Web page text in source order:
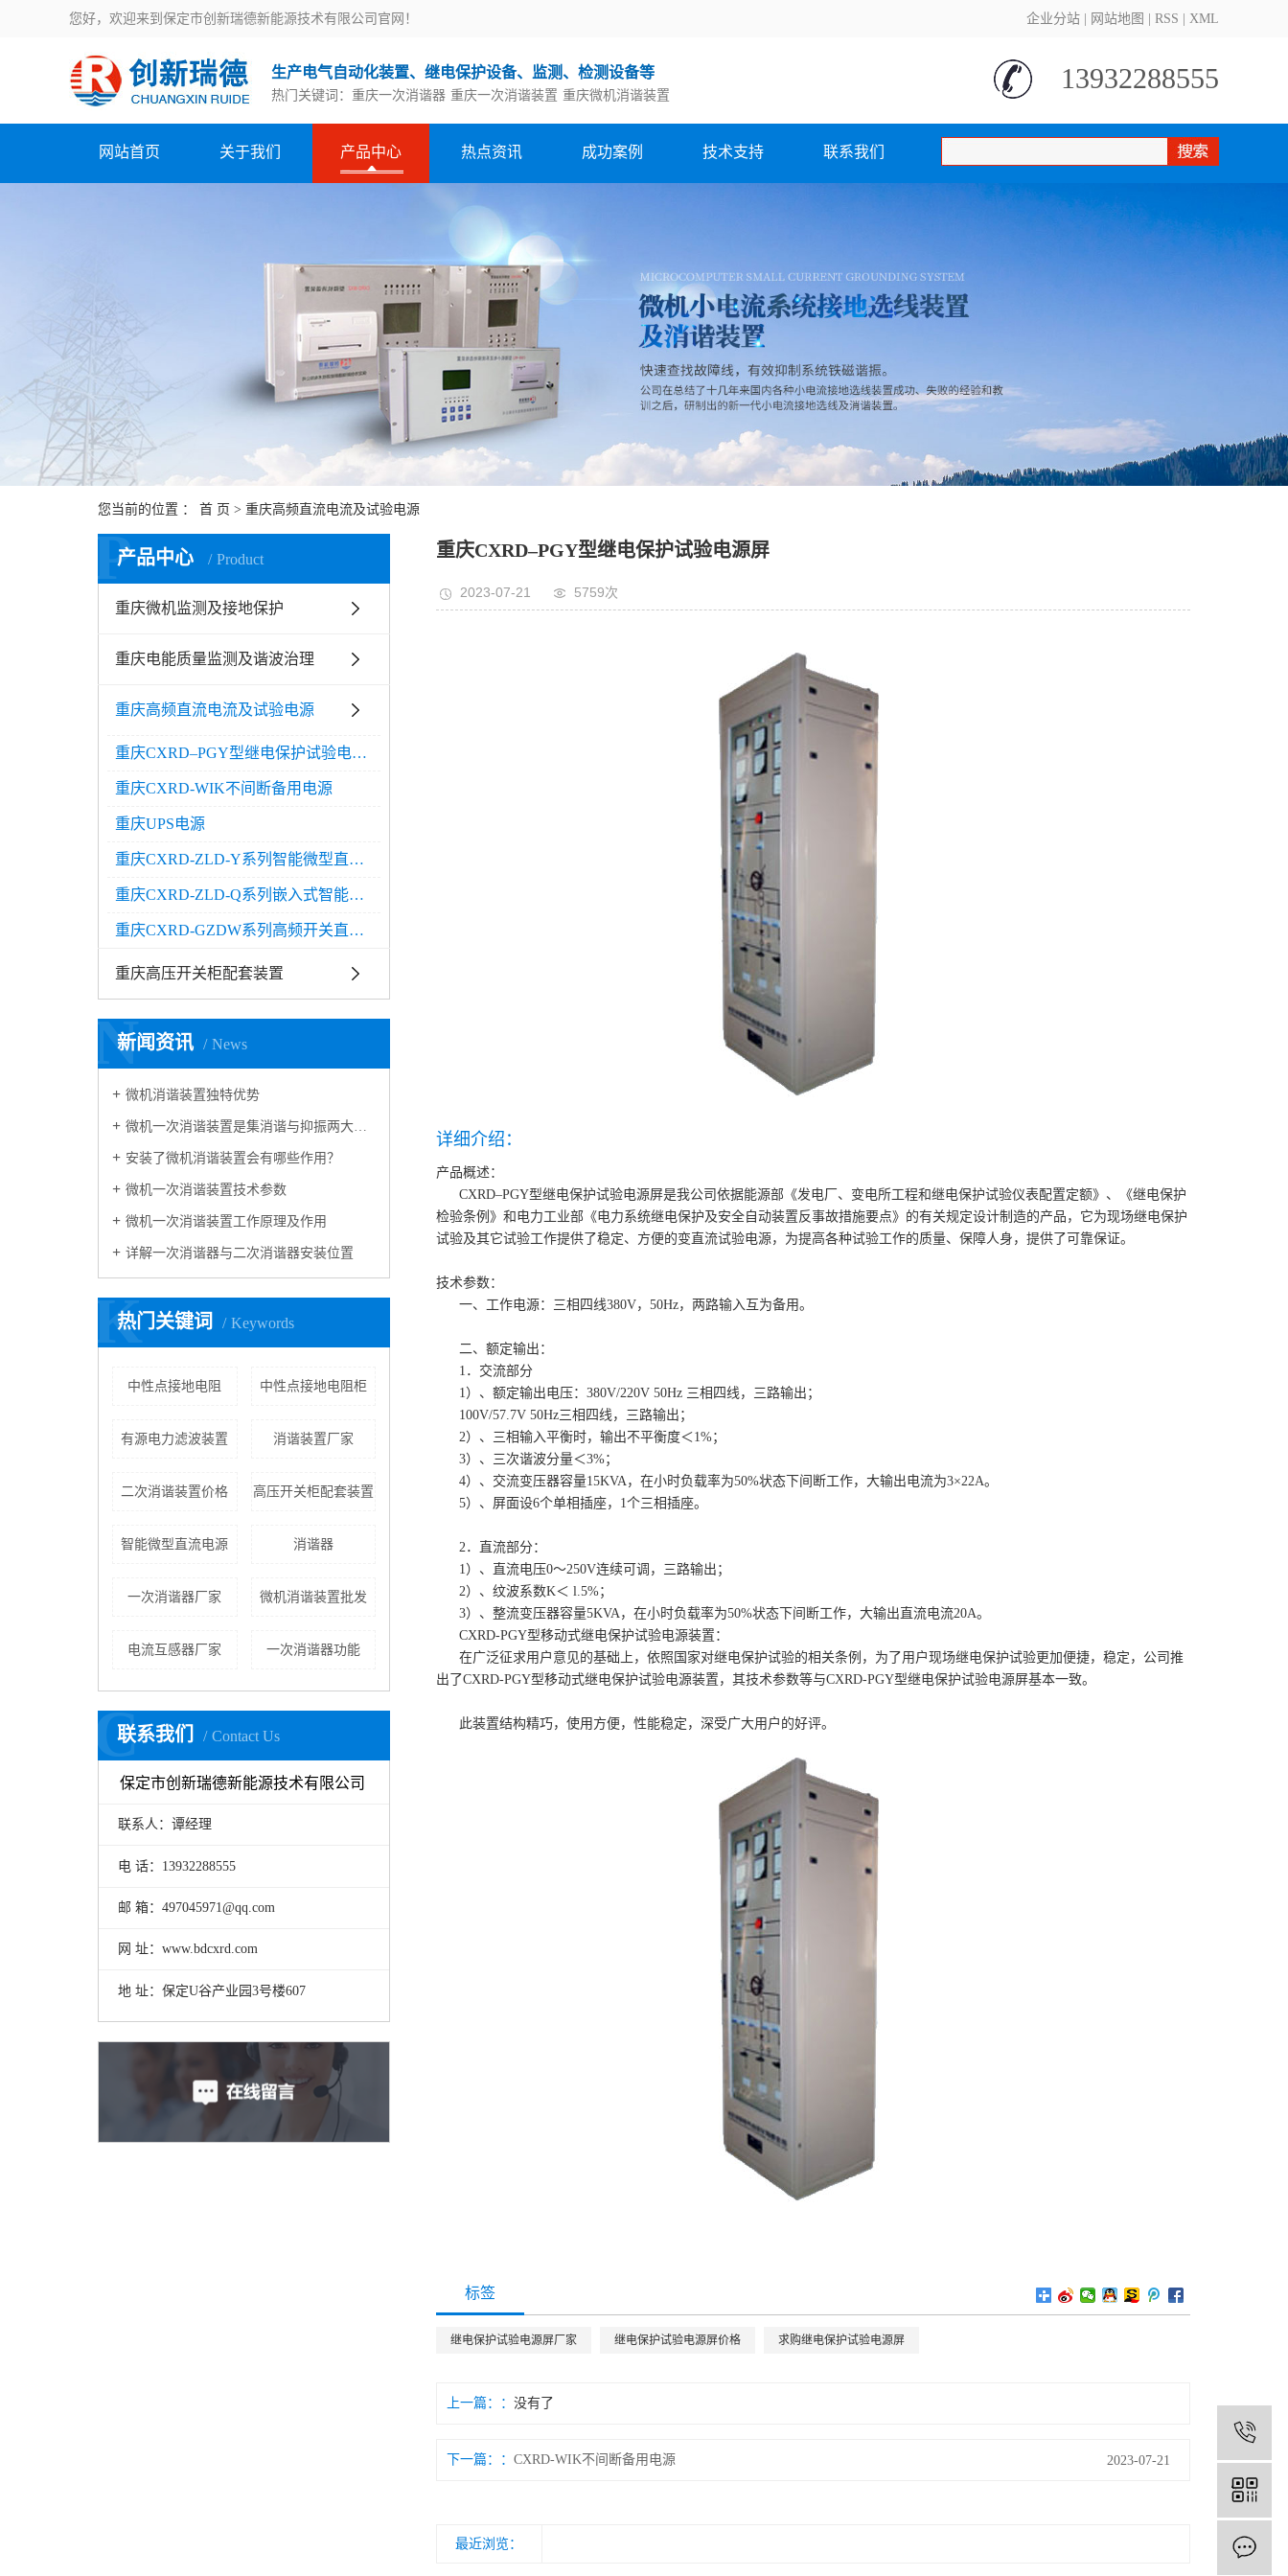
您好，欢迎来到保定市创新瑞德新能源技术有限公司官网！ 企业分站 网站地图 RSS XML
生产电气自动化装置、继电保护设备、监测、检测设备等
热门关键词： 重庆一次消谐器 重庆一次消谐装置 重庆微机消谐装置
13932288555
网站首页 关于我们 产品中心 热点资讯 成功案例 技术支持 联系我们
您当前的位置 ： 首 页 > 重庆高频直流电流及试验电源
产品中心 Product
P
重庆微机监测及接地保护
重庆电能质量监测及谐波治理
重庆高频直流电流及试验电源
重庆CXRD–PGY型继电保护试验电源屏
重庆CXRD-WIK不间断备用电源
重庆UPS电源
重庆CXRD-ZLD-Y系列智能微型直流电源
重庆CXRD-ZLD-Q系列嵌入式智能微型直流电源
重庆CXRD-GZDW系列高频开关直流电源
重庆高压开关柜配套装置
新闻资讯 News
N
微机消谐装置独特优势
微机一次消谐装置是集消谐与抑振两大功能于一体
安装了微机消谐装置会有哪些作用？
微机一次消谐装置技术参数
微机一次消谐装置工作原理及作用
详解一次消谐器与二次消谐器安装位置
热门关键词 Keywords
K
中性点接地电阻 中性点接地电阻柜
有源电力滤波装置 消谐装置厂家
二次消谐装置价格 高压开关柜配套装置
智能微型直流电源 消谐器
一次消谐器厂家 微机消谐装置批发
电流互感器厂家 一次消谐器功能
联系我们 Contact Us
C
保定市创新瑞德新能源技术有限公司
联系人：谭经理
电 话：13932288555
邮 箱：497045971@qq.com
网 址：www.bdcxrd.com
地 址：保定U谷产业园3号楼607
重庆CXRD–PGY型继电保护试验电源屏
2023-07-21 5759次
详细介绍：
产品概述：
CXRD–PGY型继电保护试验电源屏是我公司依据能源部《发电厂、变电所工程和继电保护试验仪表配置定额》、《继电保护
检验条例》和电力工业部《电力系统继电保护及安全自动装置反事故措施要点》的有关规定设计制造的产品，它为现场继电保护
试验及其它试验工作提供了稳定、方便的变直流试验电源，为提高各种试验工作的质量、保障人身，提供了可靠保证。
技术参数：
一、工作电源：三相四线380V，50Hz，两路输入互为备用。
二、额定输出：
1．交流部分
1）、额定输出电压：380V/220V 50Hz 三相四线，三路输出；
100V/57.7V 50Hz三相四线，三路输出；
2）、三相输入平衡时，输出不平衡度＜1%；
3）、三次谐波分量＜3%；
4）、交流变压器容量15KVA，在小时负载率为50%状态下间断工作，大输出电流为3×22A。
5）、屏面设6个单相插座，1个三相插座。
2．直流部分：
1）、直流电压0～250V连续可调，三路输出；
2）、纹波系数K＜ l.5%；
3）、整流变压器容量5KVA，在小时负载率为50%状态下间断工作，大输出直流电流20A。
CXRD-PGY型移动式继电保护试验电源装置：
在广泛征求用户意见的基础上，依照国家对继电保护试验的相关条例，为了用户现场继电保护试验更加便捷，稳定，公司推
出了CXRD-PGY型移动式继电保护试验电源装置，其技术参数等与CXRD-PGY型继电保护试验电源屏基本一致。
此装置结构精巧，使用方便，性能稳定，深受广大用户的好评。
标签
继电保护试验电源屏厂家 继电保护试验电源屏价格 求购继电保护试验电源屏
上一篇： 没有了
下一篇： CXRD-WIK不间断备用电源 2023-07-21
最近浏览：